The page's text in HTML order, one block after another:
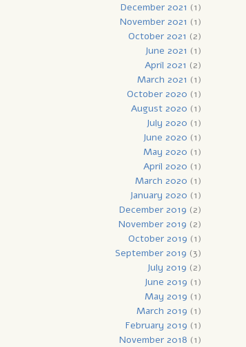
December 2021 (1)
November 2021 (1)
October 2021 (2)
June 2021 (1)
April 2021 (2)
March 2021 (1)
October 2020 (1)
August 2020 (1)
July 2020 (1)
June 2020 (1)
May 2020 (1)
April 2020 (1)
March 2020 (1)
January 2020 (1)
December 2019 (2)
November 2019 (2)
October 2019 (1)
September 2019 (3)
July 2019 (2)
June 2019 (1)
May 2019 (1)
March 2019 (1)
February 2019 (1)
November 2018 (1)